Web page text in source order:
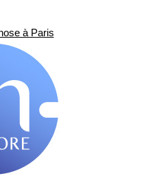
à Paris